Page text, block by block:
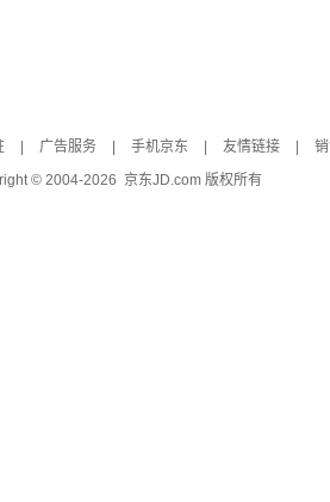
广告服务 手机京东 友情链接
© 2004-2026 京东JD.com 版权所有